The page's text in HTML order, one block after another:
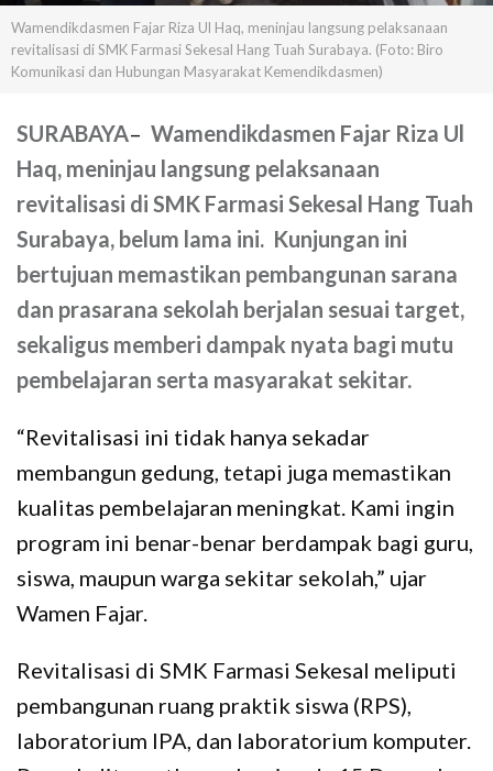
Wamendikdasmen Fajar Riza Ul Haq, meninjau langsung pelaksanaan
revitalisasi di SMK Farmasi Sekesal Hang Tuah Surabaya. (Foto: Biro
Komunikasi dan Hubungan Masyarakat Kemendikdasmen)
SURABAYA– Wamendikdasmen Fajar Riza Ul
Haq, meninjau langsung pelaksanaan
revitalisasi di SMK Farmasi Sekesal Hang Tuah
Surabaya, belum lama ini. Kunjungan ini
bertujuan memastikan pembangunan sarana
dan prasarana sekolah berjalan sesuai target,
sekaligus memberi dampak nyata bagi mutu
pembelajaran serta masyarakat sekitar.
“Revitalisasi ini tidak hanya sekadar
membangun gedung, tetapi juga memastikan
kualitas pembelajaran meningkat. Kami ingin
program ini benar-benar berdampak bagi guru,
siswa, maupun warga sekitar sekolah,” ujar
Wamen Fajar.
Revitalisasi di SMK Farmasi Sekesal meliputi
pembangunan ruang praktik siswa (RPS),
laboratorium IPA, dan laboratorium komputer.